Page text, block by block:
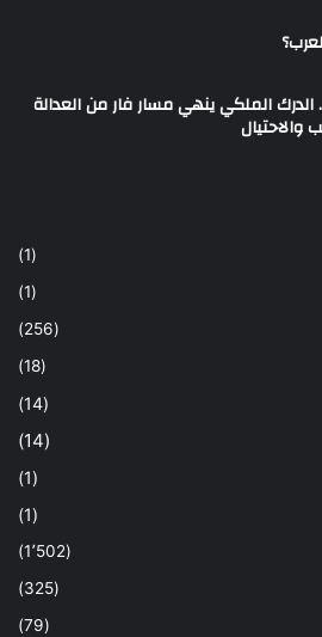
الملكي ينهي مسار فار من العدالة
(1)
(1)
(256)
(18)
(14)
(14)
(1)
(1)
(1٬502)
(325)
(79)